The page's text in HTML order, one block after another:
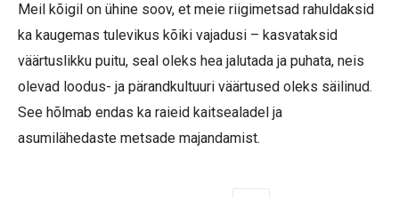
Meil kõigil on ühine soov, et meie riigimetsad rahuldaksid
ka kaugemas tulevikus kõiki vajadusi – kasvataksid
väärtuslikku puitu, seal oleks hea jalutada ja puhata, neis
olevad loodus- ja pärandkultuuri väärtused oleks säilinud.
See hõlmab endas ka raieid kaitsealadel ja
asumilähedaste metsade majandamist.